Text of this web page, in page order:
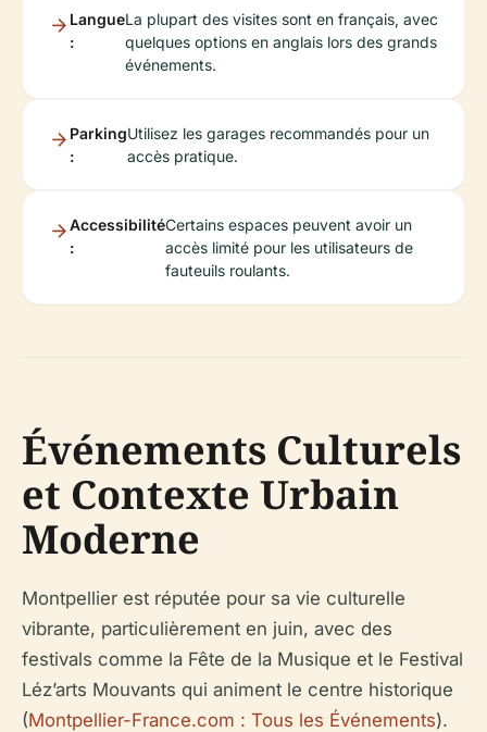
Langue
:
La plupart des visites sont en français, avec
quelques options en anglais lors des grands
événements.
Parking
:
Utilisez les garages recommandés pour un
accès pratique.
Accessibilité
:
Certains espaces peuvent avoir un
accès limité pour les utilisateurs de
fauteuils roulants.
Événements Culturels
et Contexte Urbain
Moderne
Montpellier est réputée pour sa vie culturelle
vibrante, particulièrement en juin, avec des
festivals comme la Fête de la Musique et le Festival
Léz’arts Mouvants qui animent le centre historique
(Montpellier-France.com : Tous les Événements).